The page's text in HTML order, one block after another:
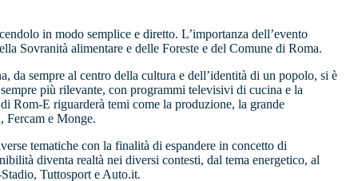
in modo semplice e diretto. L’importanza dell’evento
Sovranità alimentare e delle Foreste e del Comune di Roma.
da sempre al centro della cultura e dell’identità di un popolo, si è
più rilevante, con programmi televisivi di cucina e la
Rom-E riguarderà temi come la produzione, la grande
Fercam e Monge.
tematiche con la finalità di espandere in concetto di
diventa realtà nei diversi contesti, dal tema energetico, al
Tuttosport e Auto.it.